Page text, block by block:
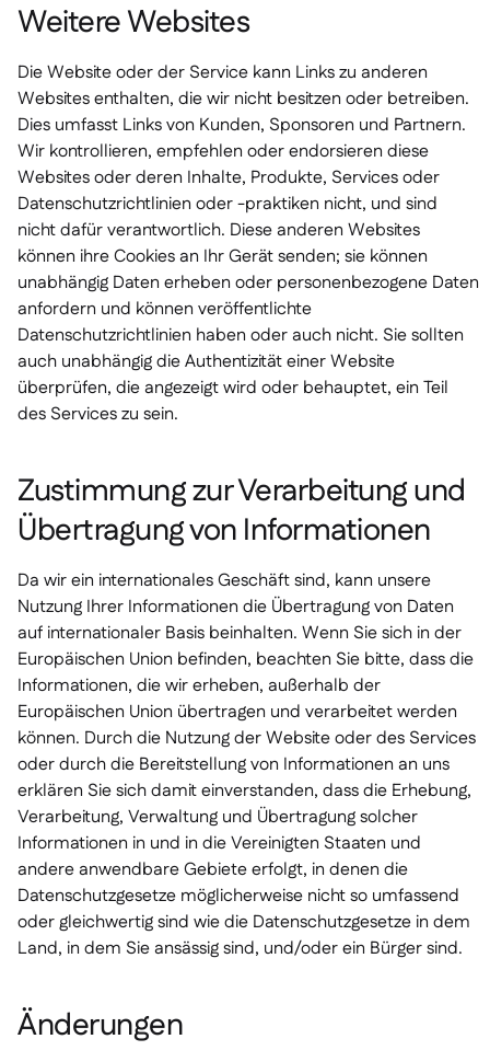
Weitere Websites
Die Website oder der Service kann Links zu anderen
Websites enthalten, die wir nicht besitzen oder betreiben.
Dies umfasst Links von Kunden, Sponsoren und Partnern.
Wir kontrollieren, empfehlen oder endorsieren diese
Websites oder deren Inhalte, Produkte, Services oder
Datenschutzrichtlinien oder -praktiken nicht, und sind
nicht dafür verantwortlich. Diese anderen Websites
können ihre Cookies an Ihr Gerät senden; sie können
unabhängig Daten erheben oder personenbezogene Daten
anfordern und können veröffentlichte
Datenschutzrichtlinien haben oder auch nicht. Sie sollten
auch unabhängig die Authentizität einer Website
überprüfen, die angezeigt wird oder behauptet, ein Teil
des Services zu sein.
Zustimmung zur Verarbeitung und
Übertragung von Informationen
Da wir ein internationales Geschäft sind, kann unsere
Nutzung Ihrer Informationen die Übertragung von Daten
auf internationaler Basis beinhalten. Wenn Sie sich in der
Europäischen Union befinden, beachten Sie bitte, dass die
Informationen, die wir erheben, außerhalb der
Europäischen Union übertragen und verarbeitet werden
können. Durch die Nutzung der Website oder des Services
oder durch die Bereitstellung von Informationen an uns
erklären Sie sich damit einverstanden, dass die Erhebung,
Verarbeitung, Verwaltung und Übertragung solcher
Informationen in und in die Vereinigten Staaten und
andere anwendbare Gebiete erfolgt, in denen die
Datenschutzgesetze möglicherweise nicht so umfassend
oder gleichwertig sind wie die Datenschutzgesetze in dem
Land, in dem Sie ansässig sind, und/oder ein Bürger sind.
Änderungen